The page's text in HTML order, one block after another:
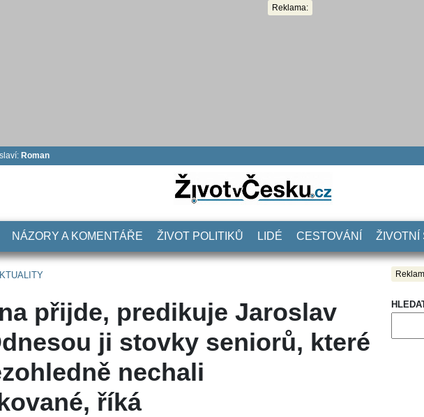
Reklama:
Roman
NÁZORY A KOMENTÁŘE ŽIVOT POLITIKŮ LIDÉ CESTOVÁNÍ ŽIVOTNÍ
přijde, predikuje Jaroslav
ji stovky seniorů, které
nechali
říká